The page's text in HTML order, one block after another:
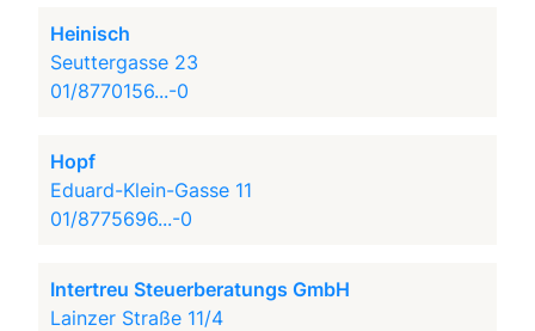
Heinisch
Seuttergasse 23
01/8770156...-0
Hopf
Eduard-Klein-Gasse 11
01/8775696...-0
Intertreu Steuerberatungs GmbH
Lainzer Straße 11/4